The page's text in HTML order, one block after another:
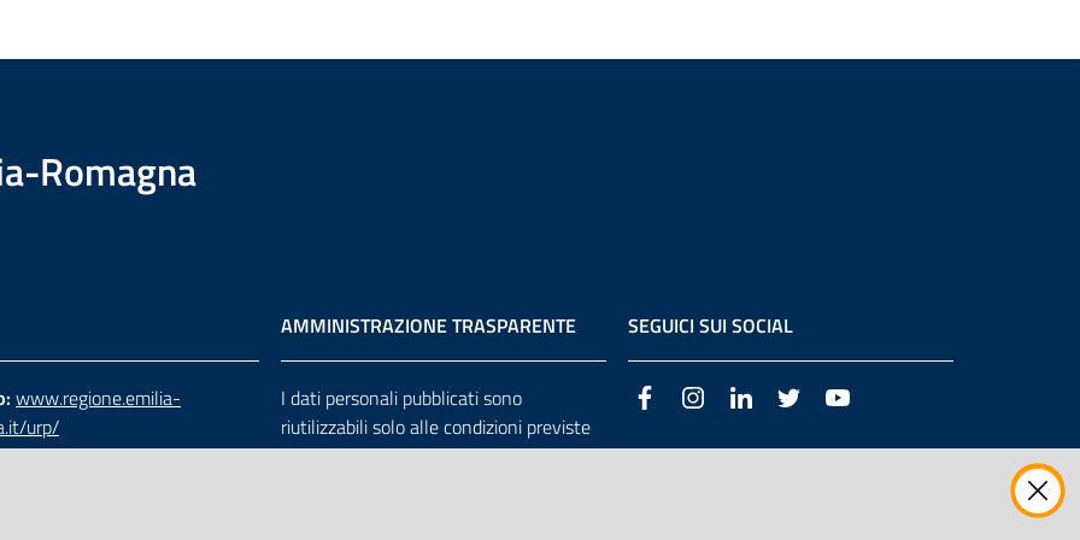
Romagna
www.regione.emilia-
urp/
800.66.22.00
AMMINISTRAZIONE TRASPARENTE
I dati personali pubblicati sono
riutilizzabili solo alle condizioni previste
dalla direttiva comunitaria 2003/98/CE
SEGUICI SUI SOCIAL
FacebookInstagramLinkedIn Twitter